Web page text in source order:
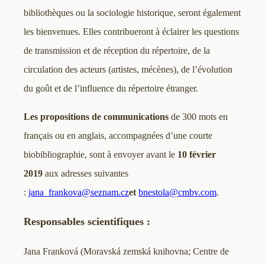
bibliothèques ou la sociologie historique, seront également
les bienvenues. Elles contribueront à éclairer les questions
de transmission et de réception du répertoire, de la
circulation des acteurs (artistes, mécènes), de l’évolution
du goût et de l’influence du répertoire étranger.
Les propositions de communications de 300 mots en
français ou en anglais, accompagnées d’une courte
biobibliographie, sont à envoyer avant le 10 février
2019 aux adresses suivantes
: jana_frankova@seznam.czet bnestola@cmbv.com.
Responsables scientifiques :
Jana Franková (Moravská zemská knihovna; Centre de